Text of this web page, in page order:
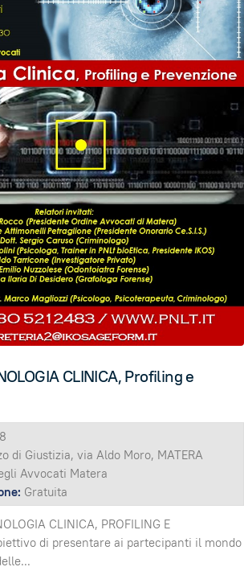
CLINICA, Profiling e
di Giustizia, via Aldo Moro, MATERA
Avvocati Matera
Gratuita
CLINICA, PROFILING E
di presentare ai partecipanti il mondo
...